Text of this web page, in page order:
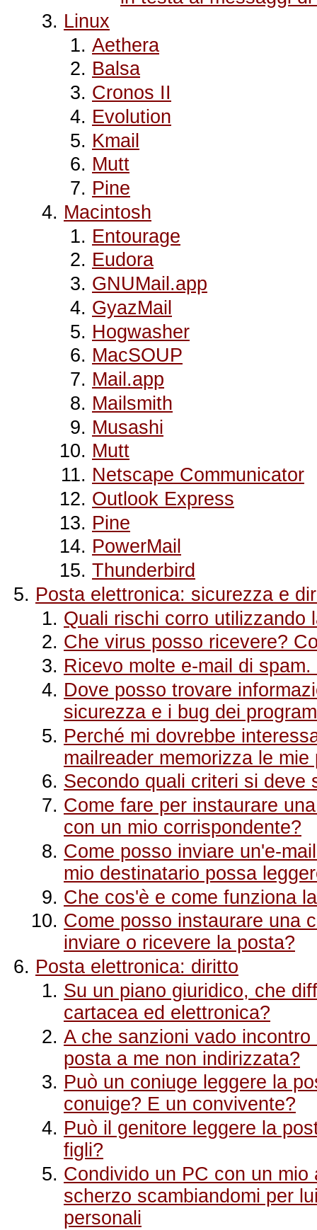
Linux
Aethera
Balsa
Cronos II
Evolution
Kmail
Mutt
Pine
Macintosh
Entourage
Eudora
GNUMail.app
GyazMail
Hogwasher
MacSOUP
Mail.app
Mailsmith
Musashi
Mutt
Netscape Communicator
Outlook Express
Pine
PowerMail
Thunderbird
Posta elettronica: sicurezza e
Quali rischi corro utilizzando
Che virus posso ricevere?
Ricevo molte e-mail di
Dove posso trovare
sicurezza e i bug dei
Perché mi dovrebbe
mailreader memorizza le mie
Secondo quali criteri si deve
Come fare per instaurare
con un mio corrispondente?
Come posso inviare un'e-
mio destinatario possa
Che cos'è e come funziona
Come posso instaurare una
inviare o ricevere la posta?
Posta elettronica: diritto
Su un piano giuridico, che
cartacea ed elettronica?
A che sanzioni vado
posta a me non indirizzata?
Può un coniuge leggere la
conuige? E un convivente?
Può il genitore leggere la
figli?
Condivido un PC con un
scherzo scambiandomi per
personali